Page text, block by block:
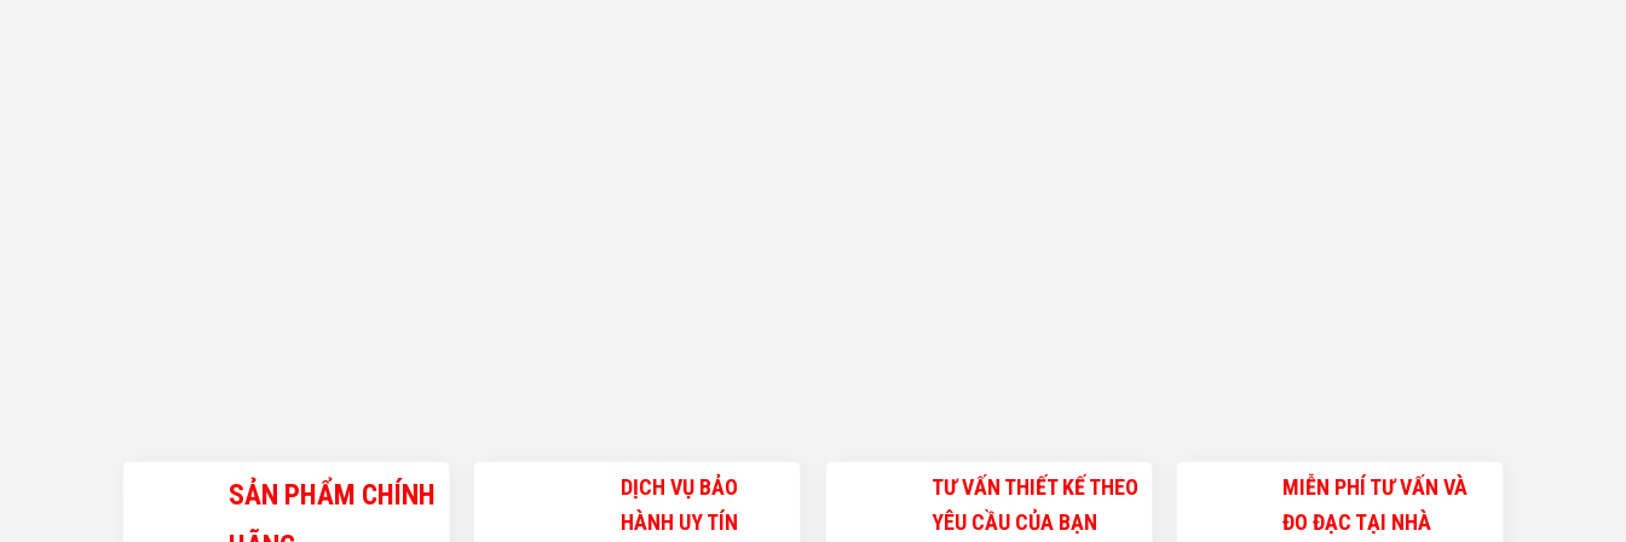
SẢN PHẨM CHÍNH
DỊCH VỤ BẢO
HÀNH UY TÍN
TƯ VẤN THIẾT KẾ THEO
YÊU CẦU CỦA BẠN
MIỄN PHÍ TƯ VẤN VÀ
ĐO ĐẠC TẠI NHÀ